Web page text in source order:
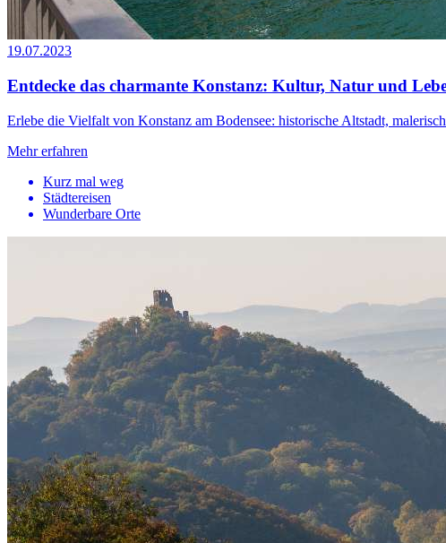
19.07.2023
Entdecke das charmante Konstanz: Kultur, Natur und
Erlebe die Vielfalt von Konstanz am Bodensee: historische Altstadt,
Mehr erfahren
Kurz mal weg
Städtereisen
Wunderbare Orte